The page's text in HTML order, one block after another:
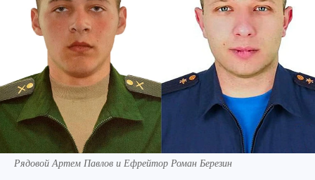
Рядовой Артем Павлов и Ефрейтор Роман Березин